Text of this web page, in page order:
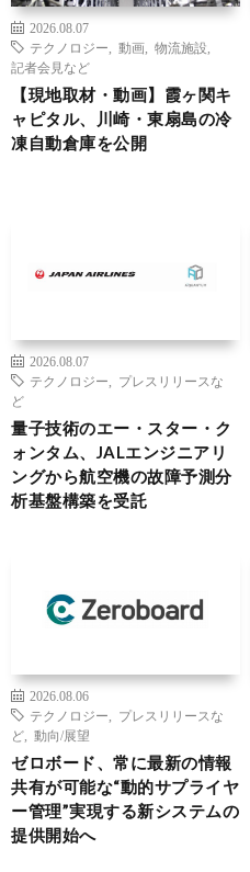
2026.08.07
テクノロジー
動画 物流施設
記者会見など
【現地取材・動画】霞ヶ関キ
ャピタル、川崎・東扇島の冷
凍自動倉庫を公開
2026.08.07
テクノロジー
プレスリリースな
ど
量子技術のエー・スター・ク
ォンタム、JALエンジニアリ
ングから航空機の故障予測分
析基盤構築を受託
2026.08.06
テクノロジー
プレスリリースな
ど
動向/展望
ゼロボード、常に最新の情報
共有が可能な“動的サプライヤ
ー管理”実現する新システムの
提供開始へ